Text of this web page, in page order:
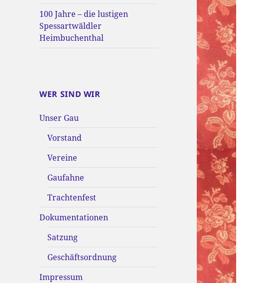
100 Jahre – die lustigen
Spessartwäldler
Heimbuchenthal
WER SIND WIR
Unser Gau
Vorstand
Vereine
Gaufahne
Trachtenfest
Dokumentationen
Satzung
Geschäftsordnung
Impressum